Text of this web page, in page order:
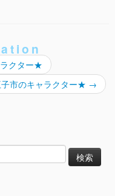
クター★
市のキャラクター★ →